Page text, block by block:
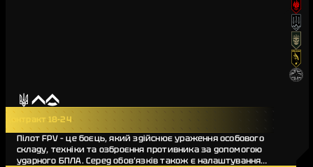
Контракт 18-24
Пілот FPV – це боєць, який здійснює ураження особового
складу, техніки та озброєння противника за допомогою
ударного БПЛА. Серед обов’язків також є налаштування